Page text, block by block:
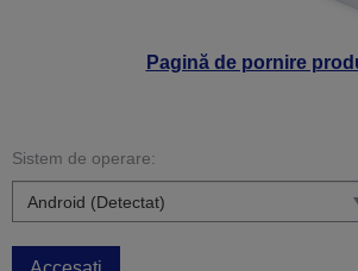
Pagină de pornire
Sistem de operare: